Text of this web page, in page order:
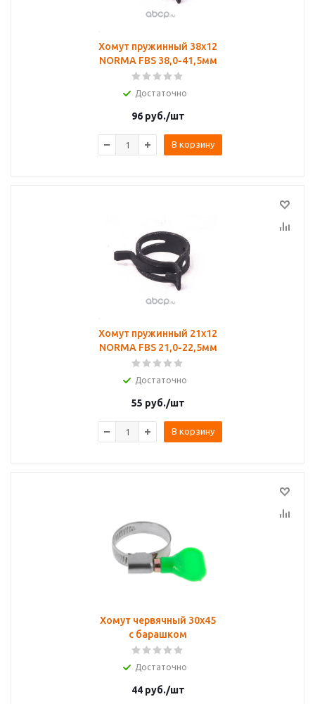
Хомут пружинный 38х12
NORMA FBS 38,0-41,5мм
Достаточно
96руб./шт
В корзину
Хомут пружинный 21х12
NORMA FBS 21,0-22,5мм
Достаточно
55 руб./шт
В корзину
Хомут червячный 30х45
с барашком
Достаточно
44руб./шт